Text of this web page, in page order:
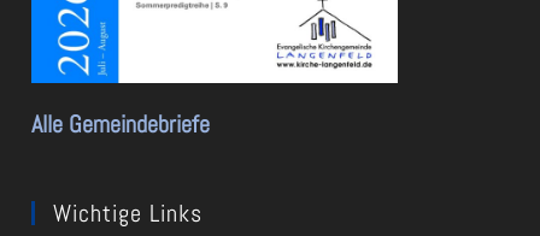
Alle Gemeindebriefe
Wichtige Links